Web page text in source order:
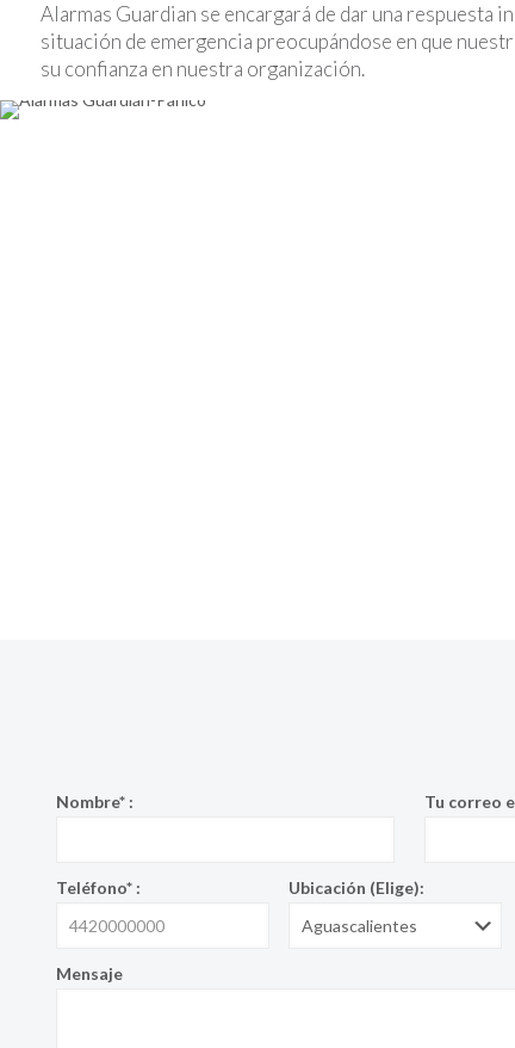
Alarmas Guardian se encargará de dar una respuesta
situación de emergencia preocupándose en que
su confianza en nuestra organización.
Nombre* : Tu correo
Teléfono* : Ubicación (Elige):
Mensaje